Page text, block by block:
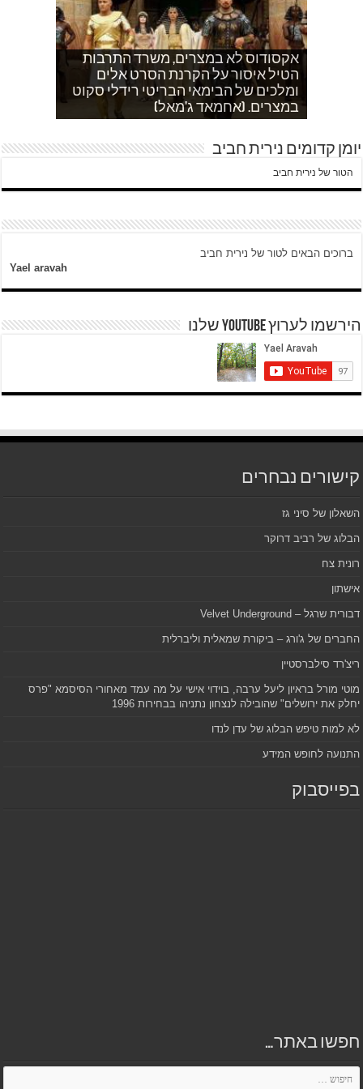
אקסודוס לא במצרים, משרד התרבות
הטיל איסור על הקרנת הסרט אלים
ומלכים של הבימאי הבריטי רידלי סקוט
במצרים. (אחמאד ג'מאל)
אחמד כותב על השאלה שעולה במצרים
לגבי הסכמי קמפ דויד
איך הפכתי לטרוריסט. עדות שסיפר לי
ח'אדר בבית לחם.
עוד בוקר בדרך לגן…סובחייה כותבת ד"ש
מהחיים בין המחסומים במזרח ירושלים
לאדם אני משתדלת לא לספר כלום
וכשיש ירי
אחהצ שקט באום לייסון, בשעות בין
ערביים צור באהר נשקפת פסטורלית
היום לא היו כאן עימותים.
יומן קדומים נירית חביב
הטור של נירית חביב
ברוכים הבאים לטור של נירית חביב
Yael aravah
הירשמו לערוץ YOUTUBE שלנו
קישורים נבחרים
השאלון של סיני גז
הבלוג של רביב דרוקר
רונית צח
אישתון
דבורית שרגל – Velvet Underground
החברים של ג'ורג – ביקורת שמאלית וליברלית
ריצ'רד סילברסטיין
מוטי מורל בראיון ליעל ערבה, בוידוי אישי על מה עמד מאחורי הסיסמא "פרס
יחלק את ירושלים" שהובילה לנצחון נתניהו בבחירות 1996
לא למות טיפש הבלוג של עדן לנדו
התנועה לחופש המידע
בפייסבוק
חפשו באתר…